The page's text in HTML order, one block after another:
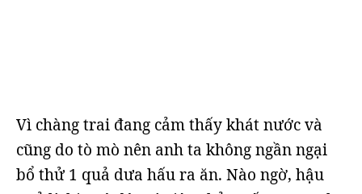
Vì chàng trai đang cảm thấy khát nước và
cũng do tò mò nên anh ta không ngần ngại
bổ thử 1 quả dưa hấu ra ăn. Nào ngờ, hậu